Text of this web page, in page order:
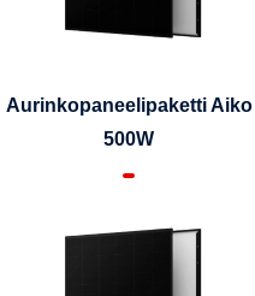
Aurinkopaneelipaketti Aiko
500W